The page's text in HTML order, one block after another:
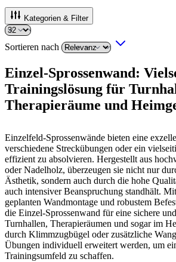
Kategorien & Filter
Sortieren nach
Einzel-Sprossenwand:
Trainingslösung für
Therapieräume und
Einzelfeld-Sprossenwände bieten eine
verschiedene Streckübungen oder ein
effizient zu absolvieren. Hergestellt aus
oder Nadelholz, überzeugen sie nicht nur
Ästhetik, sondern auch durch die hohe
auch intensiver Beanspruchung standhält.
geplanten Wandmontage und robustem
die Einzel-Sprossenwand für eine sichere
Turnhallen, Therapieräumen und sogar im
durch Klimmzugbügel oder zusätzliche
Übungen individuell erweitert werden, um
Trainingsumfeld zu schaffen.